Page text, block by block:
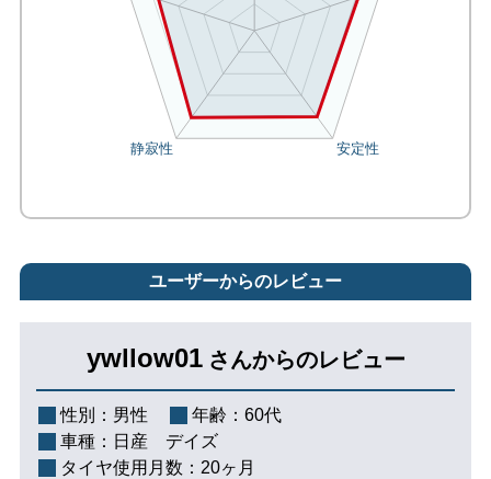
ユーザーからのレビュー
ywllow01 さんからのレビュー
性別： 男性 年齢： 60代
車種： 日産 デイズ
タイヤ使用月数： 20ヶ月